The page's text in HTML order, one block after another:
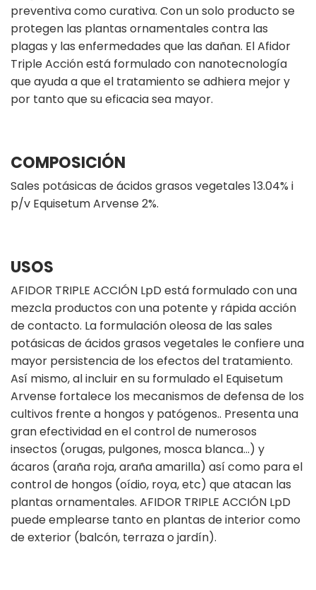
preventiva como curativa. Con un solo producto se
protegen las plantas ornamentales contra las
plagas y las enfermedades que las dañan. El Afidor
Triple Acción está formulado con nanotecnología
que ayuda a que el tratamiento se adhiera mejor y
por tanto que su eficacia sea mayor.
COMPOSICIÓN
Sales potásicas de ácidos grasos vegetales 13.04% i
p/v Equisetum Arvense 2%.
USOS
AFIDOR TRIPLE ACCIÓN LpD está formulado con una
mezcla productos con una potente y rápida acción
de contacto. La formulación oleosa de las sales
potásicas de ácidos grasos vegetales le confiere una
mayor persistencia de los efectos del tratamiento.
Así mismo, al incluir en su formulado el Equisetum
Arvense fortalece los mecanismos de defensa de los
cultivos frente a hongos y patógenos.. Presenta una
gran efectividad en el control de numerosos
insectos (orugas, pulgones, mosca blanca...) y
ácaros (araña roja, araña amarilla) así como para el
control de hongos (oídio, roya, etc) que atacan las
plantas ornamentales. AFIDOR TRIPLE ACCIÓN LpD
puede emplearse tanto en plantas de interior como
de exterior (balcón, terraza o jardín).